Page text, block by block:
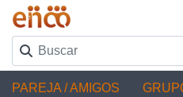
PAREJA / AMIGOS